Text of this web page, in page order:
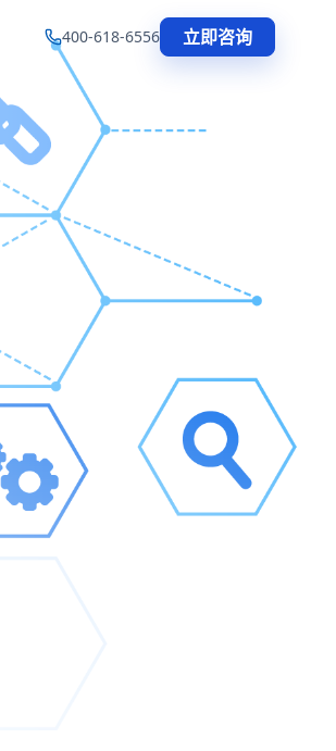
400-618-6556 立即咨询